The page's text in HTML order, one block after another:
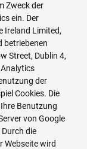
Zweck der
ein. Der
Ireland Limited,
betriebenen
Street, Dublin 4,
der
Cookies. Die
Benutzung
von Google
die
Webseite wird